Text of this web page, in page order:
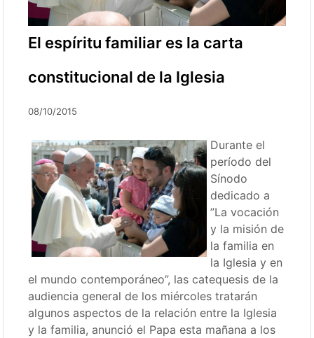
El espíritu familiar es la carta
constitucional de la Iglesia
08/10/2015
Durante el
período del
Sínodo
dedicado a
”La vocación
y la misión de
la familia en
la Iglesia y en
el mundo contemporáneo”, las catequesis de la
audiencia general de los miércoles tratarán
algunos aspectos de la relación entre la Iglesia
y la familia, anunció el Papa esta mañana a los